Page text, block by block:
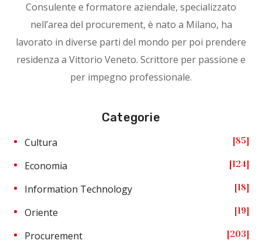
Consulente e formatore aziendale, specializzato
nell’area del procurement, è nato a Milano, ha
lavorato in diverse parti del mondo per poi prendere
residenza a Vittorio Veneto. Scrittore per passione e
per impegno professionale.
Categorie
Cultura 85
Economia 124
Information Technology 18
Oriente 19
Procurement 203